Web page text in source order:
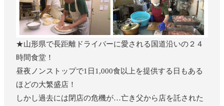
★山形県で長距離ドライバーに愛される国道沿いの２４
時間食堂！
昼夜ノンストップで1日1,000食以上を提供する日もある
ほどの大繁盛店！
しかし過去には閉店の危機が…亡き父から店を託された